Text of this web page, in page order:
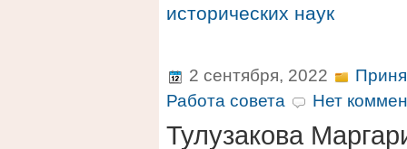
исторических наук
2 сентября, 2022
Работа совета
Нет
Тулузакова